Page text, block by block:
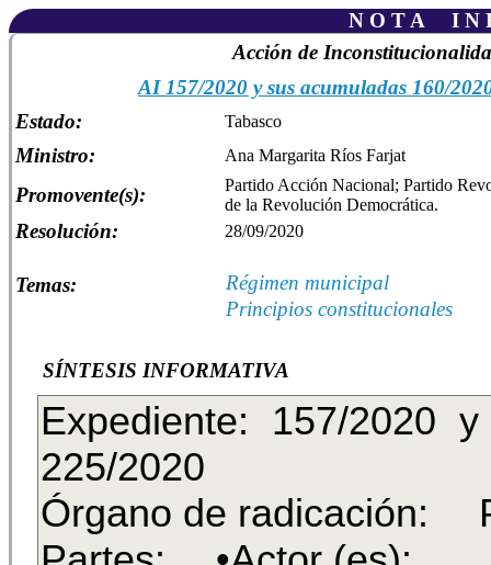
N O T A I N
Acción de
AI 157/2020 y sus acumuladas 160/
Estado:
Tabasco
Ministro: Ana Margarita Ríos Farjat
Promovente(s):
Partido Acción Nacional; Partido
de la Revolución Democrática.
Resolución: 28/09/2020
Temas:
Régimen municipal
Principios constitucionales
SÍNTESIS INFORMATIVA